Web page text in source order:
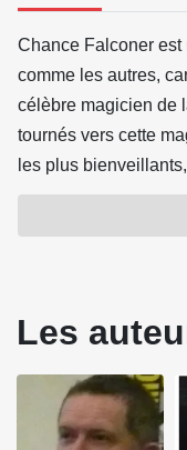
Chance Falconer
comme les autres,
célèbre magicien de
tournés vers cette
les plus
veillent. Un récit
franco-belge, tant
Source : Semic
Les